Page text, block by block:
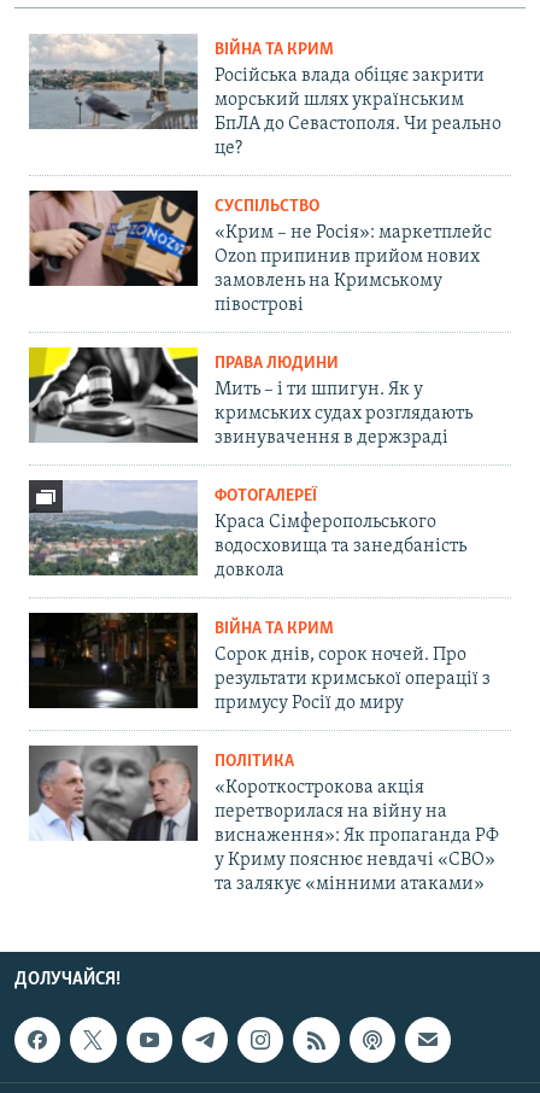
ВІЙНА ТА КРИМ
Російська влада обіцяє закрити
морський шлях українським
БпЛА до Севастополя. Чи реально
це?
СУСПІЛЬСТВО
«Крим – не Росія»: маркетплейс
Ozon припинив прийом нових
замовлень на Кримському
півострові
ПРАВА ЛЮДИНИ
Мить – і ти шпигун. Як у
кримських судах розглядають
звинувачення в держзраді
ФОТОГАЛЕРЕЇ
Краса Сімферопольського
водосховища та занедбаність
довкола
ВІЙНА ТА КРИМ
Сорок днів, сорок ночей. Про
результати кримської операції з
примусу Росії до миру
ПОЛІТИКА
«Короткострокова акція
перетворилася на війну на
виснаження»: Як пропаганда РФ
у Криму пояснює невдачі «СВО»
та залякує «мінними атаками»
ДОЛУЧАЙСЯ!